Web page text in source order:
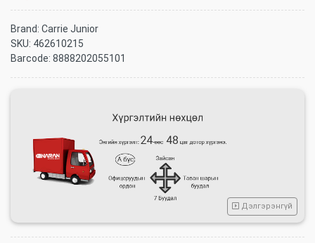
Brand: Carrie Junior
SKU: 462610215
Barcode: 8888202055101
Дэлгэрэнгүй